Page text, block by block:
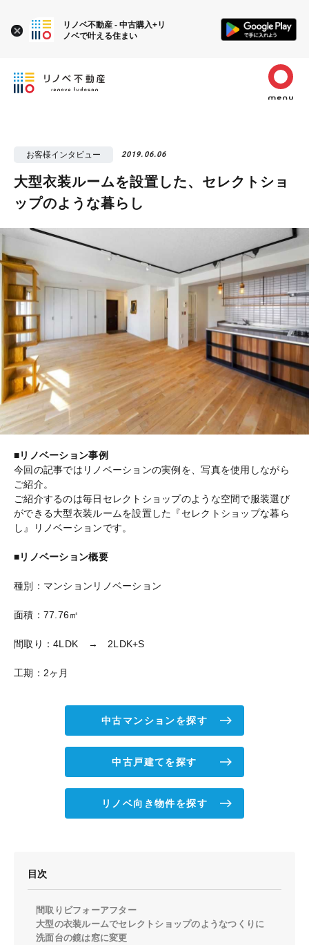
お客様インタビュー 2019.06.06
大型衣装ルームを設置した、セレクトショ
ップのような暮らし
■リノベーション事例
今回の記事ではリノベーションの実例を、写真を使用しながら
ご紹介。
ご紹介するのは毎日セレクトショップのような空間で服装選び
ができる大型衣装ルームを設置した『セレクトショップな暮ら
し』リノベーションです。
■リノベーション概要
種別：マンションリノベーション
面積：77.76㎡
間取り：4LDK → 2LDK+S
工期：2ヶ月
中古マンションを探す
中古戸建てを探す
リノベ向き物件を探す
目次
間取りビフォーアフター
大型の衣装ルームでセレクトショップのようなつくりに
洗面台の鏡は窓に変更
リノベ不動産 - 中古購入+リ
ノベで叶える住まい